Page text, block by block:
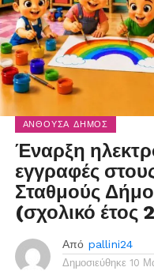
ΑΝΘΟΎΣΑ ΔΉΜΟΣ
Έναρξη
εγγραφές
Σταθμούς
(σχολικό
Από pallini24
Δημοσιεύθηκε 10